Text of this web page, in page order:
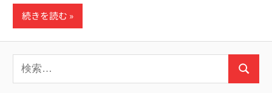
続きを読む
検
索:
検